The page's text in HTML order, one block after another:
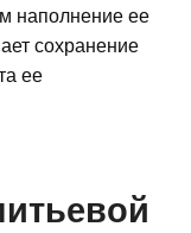
наполнение ее
сохранение
ее